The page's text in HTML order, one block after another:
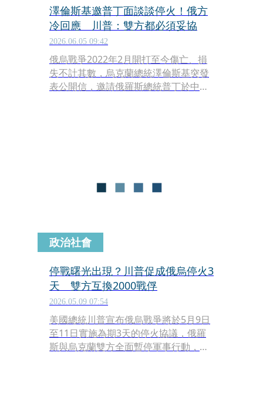
澤倫斯基邀普丁面談談停火！俄方
冷回應 川普：雙方都必須妥協
2026.06.05 09:42
俄烏戰爭2022年2月開打至今傷亡、損
失不計其數，烏克蘭總統澤倫斯基突發
表公開信，邀請俄羅斯總統普丁於中立
政治社會
停戰曙光出現？川普促成俄烏停火3
天 雙方互換2000戰俘
2026.05.09 07:54
美國總統川普宣布俄烏戰爭將於5月9日
至11日實施為期3天的停火協議，俄羅
斯與烏克蘭雙方全面暫停軍事行動，各